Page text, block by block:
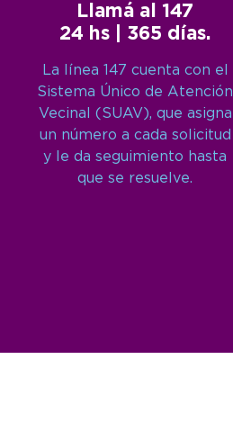
Llamá al 147
24 hs | 365 días.
La línea 147 cuenta con el
Sistema Único de Atención
Vecinal (SUAV), que asigna
un número a cada solicitud
y le da seguimiento hasta
que se resuelve.